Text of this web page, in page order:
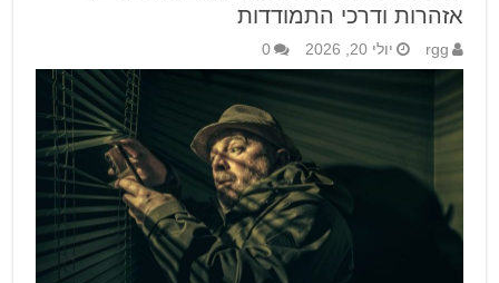
אזהרות ודרכי התמודדות
rgg יולי 20, 2026 0